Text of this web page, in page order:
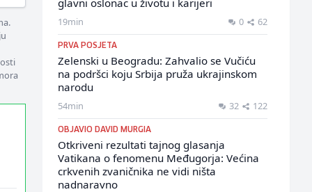
glavni oslonac u životu i karijeri
19min 0 62
PRVA POSJETA
Zelenski u Beogradu: Zahvalio se Vučiću
na podršci koju Srbija pruža ukrajinskom
narodu
54min 32 122
OBJAVIO DAVID MURGIA
Otkriveni rezultati tajnog glasanja
Vatikana o fenomenu Međugorja: Većina
crkvenih zvaničnika ne vidi ništa
nadnaravno